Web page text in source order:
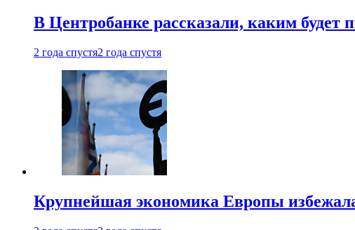
В Центробанке рассказали, каким будет
2 года спустя2 года спустя
Крупнейшая экономика Европы